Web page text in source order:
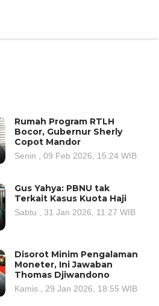
Rumah Program RTLH
Bocor, Gubernur Sherly
Copot Mandor
Senin , 09 Feb 2026, 15:24 WIB
Gus Yahya: PBNU tak
Terkait Kasus Kuota Haji
Sabtu , 31 Jan 2026, 11:27 WIB
Disorot Minim Pengalaman
Moneter, Ini Jawaban
Thomas Djiwandono
Kamis , 29 Jan 2026, 18:55 WIB